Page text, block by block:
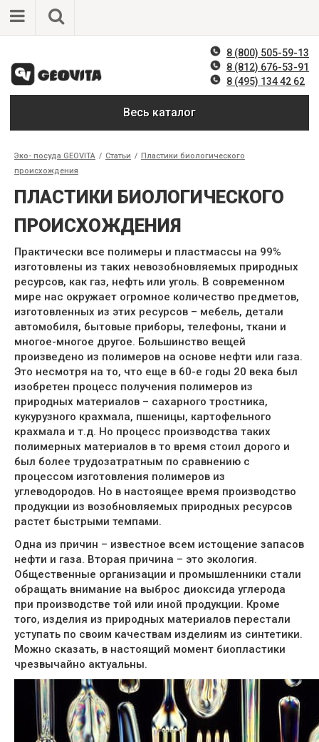
8 (800) 505-59-13
8 (812) 676-53-91
8 (495) 134 42 62
Весь каталог
Эко- посуда GEOVITA / Статьи / Пластики биологического
происхождения
ПЛАСТИКИ БИОЛОГИЧЕСКОГО
ПРОИСХОЖДЕНИЯ
Практически все полимеры и пластмассы на 99%
изготовлены из таких невозобновляемых природных
ресурсов, как газ, нефть или уголь. В современном
мире нас окружает огромное количество предметов,
изготовленных из этих ресурсов – мебель, детали
автомобиля, бытовые приборы, телефоны, ткани и
многое-многое другое. Большинство вещей
произведено из полимеров на основе нефти или газа.
Это несмотря на то, что еще в 60-е годы 20 века был
изобретен процесс получения полимеров из
природных материалов – сахарного тростника,
кукурузного крахмала, пшеницы, картофельного
крахмала и т.д. Но процесс производства таких
полимерных материалов в то время стоил дорого и
был более трудозатратным по сравнению с
процессом изготовления полимеров из
углеводородов. Но в настоящее время производство
продукции из возобновляемых природных ресурсов
растет быстрыми темпами.
Одна из причин – известное всем истощение запасов
нефти и газа. Вторая причина – это экология.
Общественные организации и промышленники стали
обращать внимание на выброс диоксида углерода
при производстве той или иной продукции. Кроме
того, изделия из природных материалов перестали
уступать по своим качествам изделиям из синтетики.
Можно сказать, в настоящий момент биопластики
чрезвычайно актуальны.